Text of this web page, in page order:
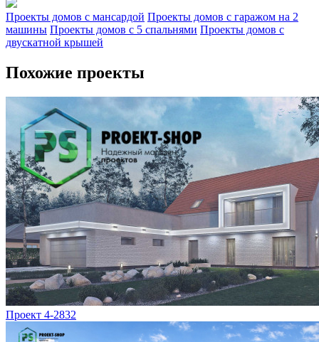
Проекты домов с мансардой Проекты домов с гаражом на 2
машины Проекты домов с 5 спальнями Проекты домов с
двускатной крышей
Похожие проекты
Проект 4-2832